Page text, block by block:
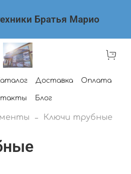
Братья Марио
Доставка Оплата
Блог
Ключи трубные